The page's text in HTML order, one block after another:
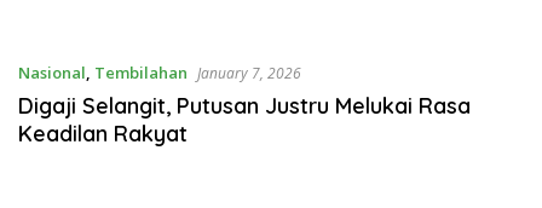
Nasional, Tembilahan January 7, 2026
Digaji Selangit, Putusan Justru Melukai Rasa
Keadilan Rakyat